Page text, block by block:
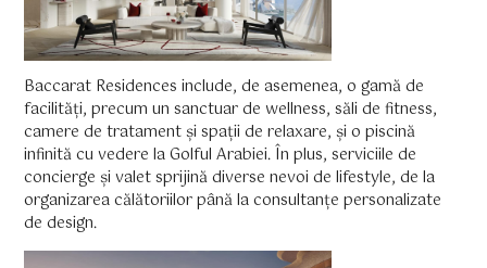
Baccarat Residences include, de asemenea, o gamă de
facilități, precum un sanctuar de wellness, săli de fitness,
camere de tratament și spații de relaxare, și o piscină
infinită cu vedere la Golful Arabiei. În plus, serviciile de
concierge și valet sprijină diverse nevoi de lifestyle, de la
organizarea călătoriilor până la consultanțe personalizate
de design.